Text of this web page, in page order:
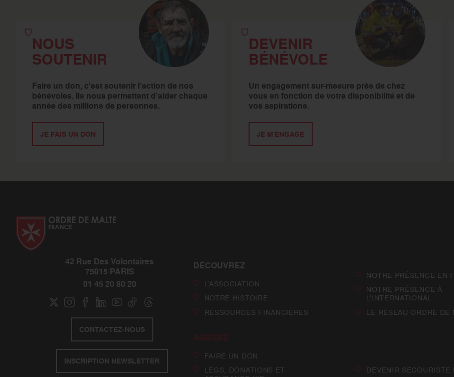
NOUS
SOUTENIR
Faire un don, c’est soutenir l’action de nos
bénévoles. Ils nous permettent d'aider chaque
année des millions de personnes.
JE FAIS UN DON
DEVENIR
BÉNÉVOLE
Un engagement sur-mesure près de chez
vous en fonction de votre disponibilité et de
vos aspirations.
JE M'ENGAGE
42 Rue Des Volontaires
75015 PARIS
01 45 20 80 20
CONTACTEZ-NOUS
INSCRIPTION NEWSLETTER
DÉCOUVREZ
L’ASSOCIATION
NOTRE HISTOIRE
RESSOURCES FINANCIÈRES
NOTRE PRÉSENCE EN
NOTRE PRÉSENCE À
L’INTERNATIONAL
LE RÉSEAU ORDRE DE
AGISSEZ
FAIRE UN DON
LEGS, DONATIONS ET
DEVENIR SECOURISTE